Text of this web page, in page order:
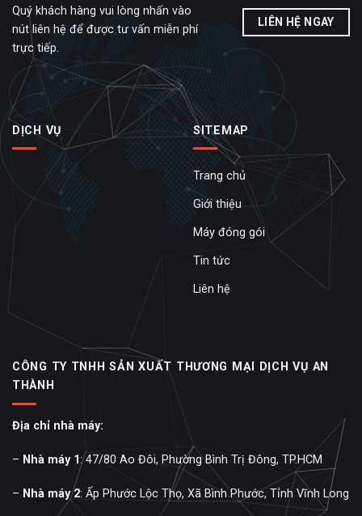
Quý khách hàng vui lòng nhấn vào
nút liên hệ để được tư vấn miễn phí
trực tiếp.
LIÊN HỆ NGAY
DỊCH VỤ SITEMAP
Trang chủ
Giới thiệu
Máy đóng gói
Tin tức
Liên hệ
CÔNG TY TNHH SẢN XUẤT THƯƠNG MẠI DỊCH VỤ AN
THÀNH
Địa chỉ nhà máy:
– Nhà máy 1: 47/80 Ao Đôi, Phường Bình Trị Đông, TP.HCM
– Nhà máy 2: Ấp Phước Lộc Thọ, Xã Bình Phước, Tỉnh Vĩnh Long